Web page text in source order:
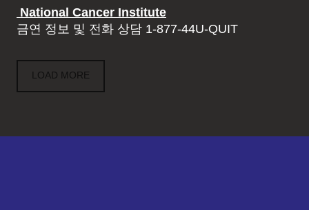
National Cancer Institute
금연 정보 및 전화 상담 1-877-44U-QUIT
LOAD MORE